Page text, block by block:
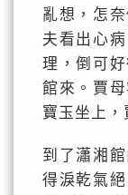
亂想，怎
夫看出心
理，倒可
館來。賈
寶玉坐上，
到了瀟湘
得淚乾氣